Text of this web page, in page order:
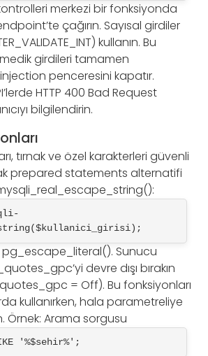
merkezi bir fonksiyonda
çağırın. Sayısal girdiler
kullanın. Bu
girdileri tamamen
penceresini kapatır.
HTTP 400 Bad Request
bilgilendirin.
tırnak ve özel karakterleri güvenli
prepared statements alternatifi
pg_escape_literal(). Sunucu
devre dışı bırakın
= Off). Bu fonksiyonları
kullanırken, hala parametreliye
Örnek: Arama sorgusu
'%$sehir%';